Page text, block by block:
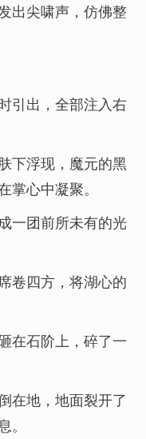
出尖啸声，仿佛整
引出，全部注入右
下浮现，魔元的黑
心中凝聚。
一团前所未有的光
卷四方，将湖心的
在石阶上，碎了一
在地，地面裂开了